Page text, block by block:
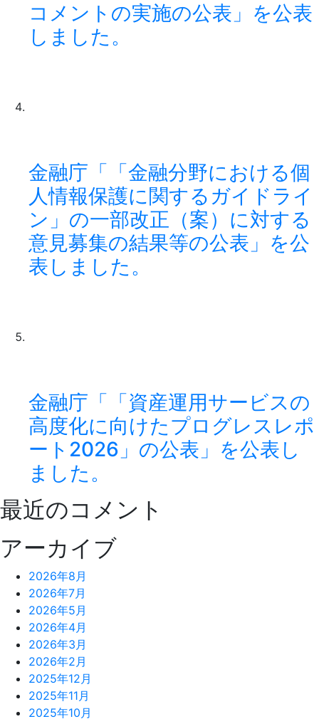
コメントの実施の公表」を公表
しました。
金融庁「「金融分野における個
人情報保護に関するガイドライ
ン」の一部改正（案）に対する
意見募集の結果等の公表」を公
表しました。
金融庁「「資産運用サービスの
高度化に向けたプログレスレポ
ート2026」の公表」を公表し
ました。
最近のコメント
アーカイブ
2026年8月
2026年7月
2026年5月
2026年4月
2026年3月
2026年2月
2025年12月
2025年11月
2025年10月